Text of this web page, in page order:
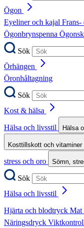
Ögon
Eyeliner och kajal
Ögonbrynspenna
Sök
Örhängen
Öronhåltagning
Sök
Kost & hälsa
Hälsa och livsstil
Hälsa
Kosttillskott och vitaminer
stress och oro
Sömn,
Sök
Hälsa och livsstil
Hjärta och blodtryck Mat
Näringsdryck